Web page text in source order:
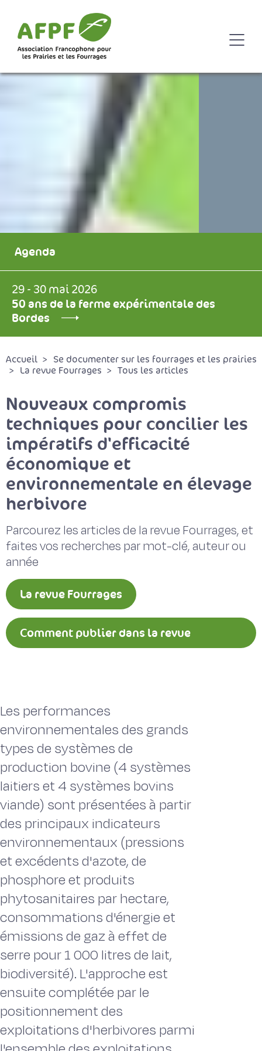
Agenda
29 - 30 mai 2026
50 ans de la ferme expérimentale des
Bordes
Accueil
Se documenter sur les fourrages et les prairies
La revue Fourrages
Tous les articles
Nouveaux compromis
techniques pour concilier les
impératifs d'efficacité
économique et
environnementale en élevage
herbivore
Parcourez les articles de la revue Fourrages, et
faites vos recherches par mot-clé, auteur ou
année
La revue Fourrages
Comment publier dans la revue
Les performances
environnementales des grands
types de systèmes de
production bovine (4 systèmes
laitiers et 4 systèmes bovins
viande) sont présentées à partir
des principaux indicateurs
environnementaux (pressions
et excédents d'azote, de
phosphore et produits
phytosanitaires par hectare,
consommations d'énergie et
émissions de gaz à effet de
serre pour 1 000 litres de lait,
biodiversité). L'approche est
ensuite complétée par le
positionnement des
exploitations d'herbivores parmi